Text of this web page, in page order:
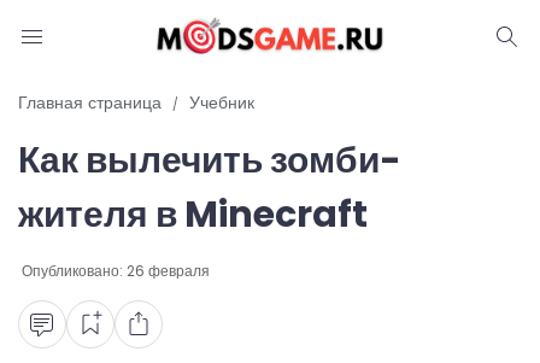
Блог
Читы и коды
Промокоды
Ошибки
Руководства
Главная страница Учебник
Как вылечить зомби-
жителя в Minecraft
Опубликовано: 26 февраля